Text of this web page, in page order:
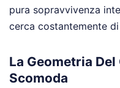
pura sopravvivenza
cerca costantemente
La Geometria
Scomoda